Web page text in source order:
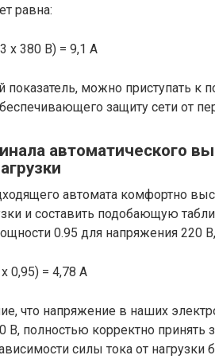
равна:
х 380 В) = 9,1 А
можно приступать к
защиту сети от
автоматического
автомата комфортно
и составить подобающую
0.95 для напряжения 220
0,95) = 4,78 А
что напряжение в наших
полностью корректно принять
силы тока от нагрузки